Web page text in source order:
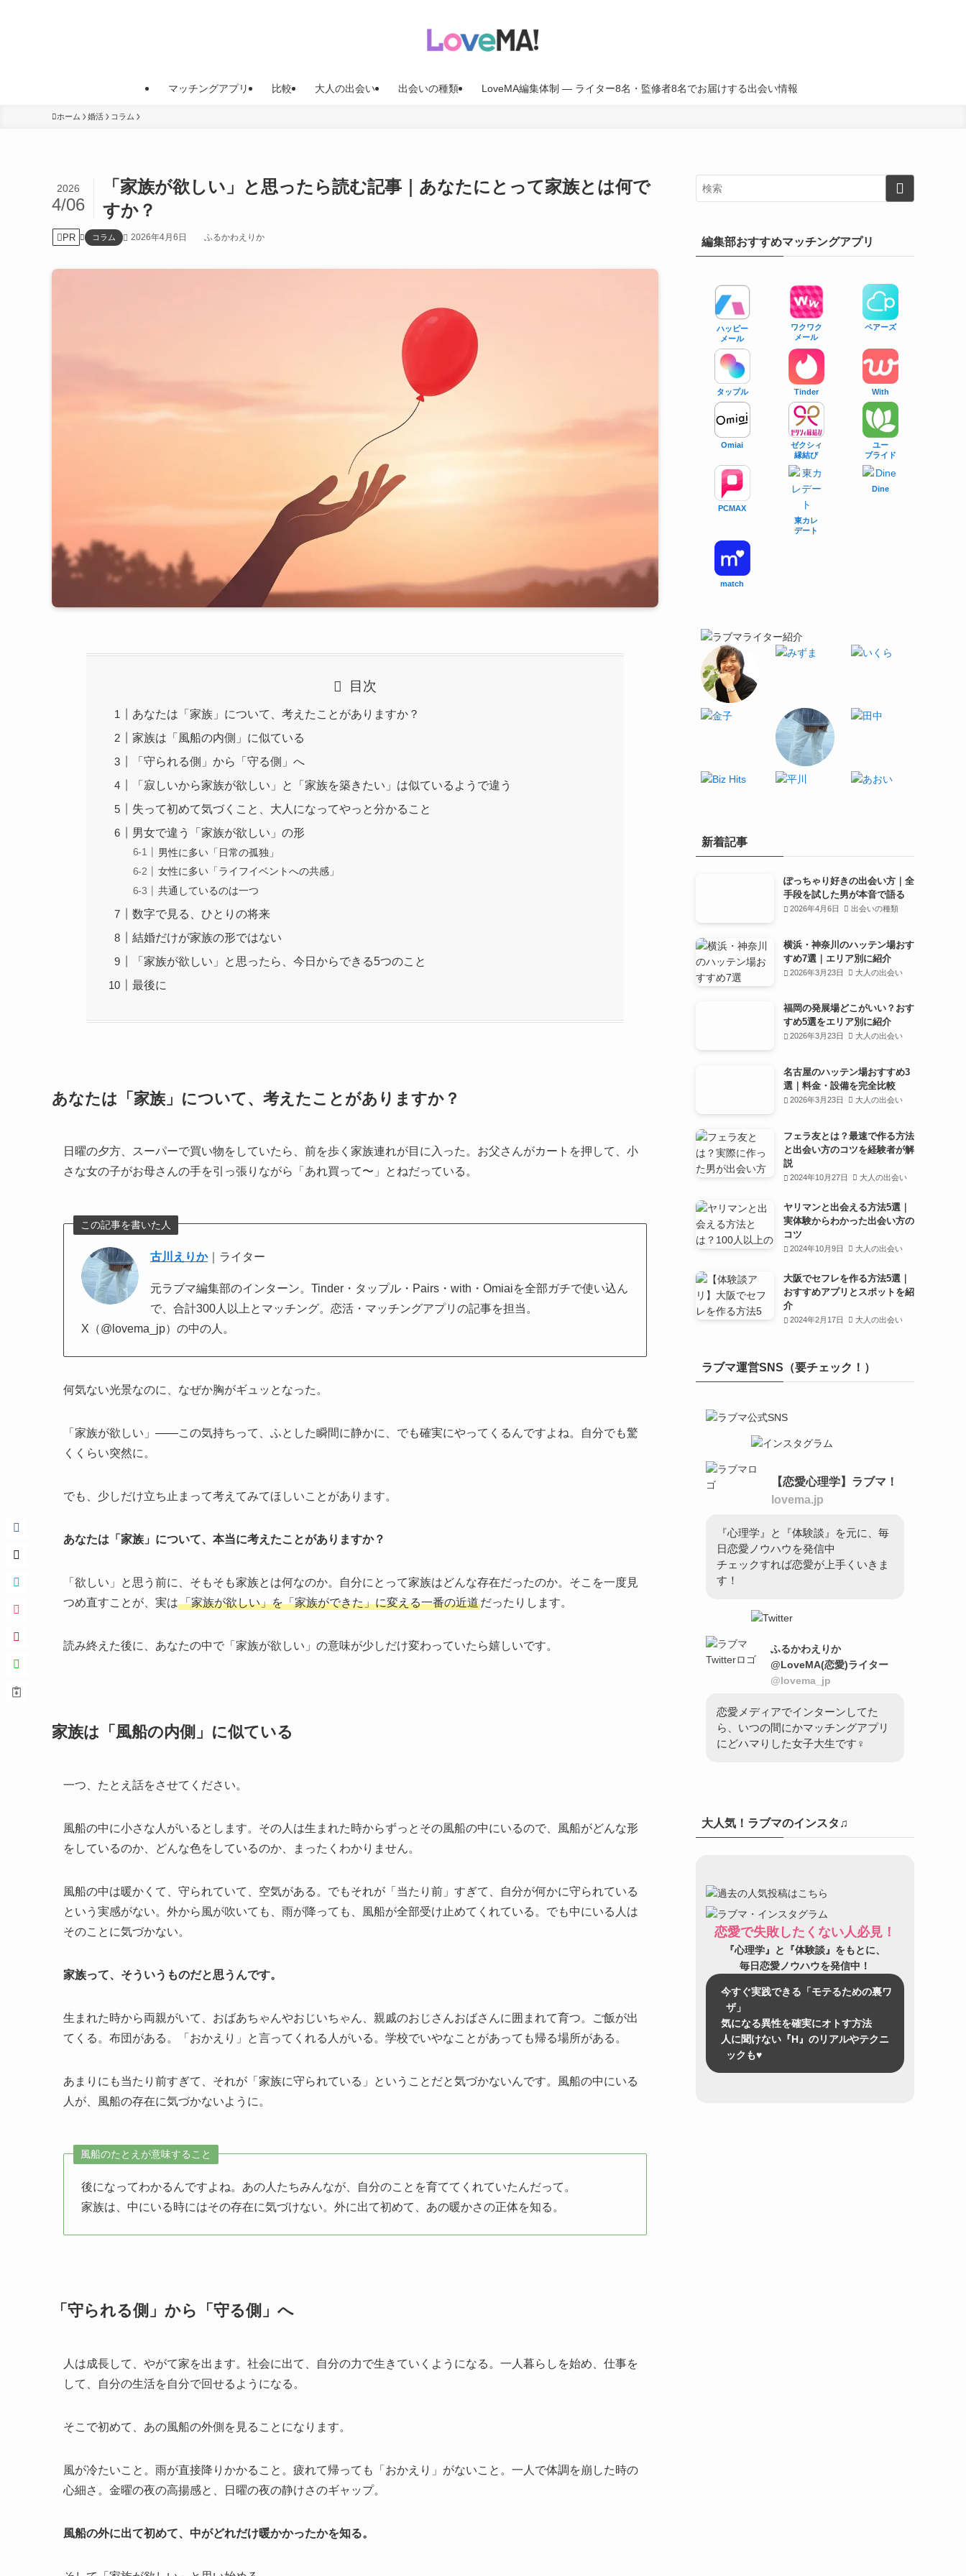
マッチングアプリ 比較 大人の出会い 出会いの種類 LoveMA編集体制 — ライター8名・監修者8名でお届けする出会い情報
ホーム 婚活 コラム
「家族が欲しい」と思ったら読む記事｜あなたにとって家族とは何で
すか？
2026
4/06
PR コラム 2026年4月6日 ふるかわえりか
目次
あなたは「家族」について、考えたことがありますか？
家族は「風船の内側」に似ている
「守られる側」から「守る側」へ
「寂しいから家族が欲しい」と「家族を築きたい」は似ているようで違う
失って初めて気づくこと、大人になってやっと分かること
男女で違う「家族が欲しい」の形
男性に多い「日常の孤独」
女性に多い「ライフイベントへの共感」
共通しているのは一つ
数字で見る、ひとりの将来
結婚だけが家族の形ではない
「家族が欲しい」と思ったら、今日からできる5つのこと
最後に
あなたは「家族」について、考えたことがありますか？
日曜の夕方、スーパーで買い物をしていたら、前を歩く家族連れが目に入った。お父さんがカートを押して、小
さな女の子がお母さんの手を引っ張りながら「あれ買って〜」とねだっている。
この記事を書いた人
古川えりか｜ライター
元ラブマ編集部のインターン。Tinder・タップル・Pairs・with・Omiaiを全部ガチで使い込ん
で、合計300人以上とマッチング。恋活・マッチングアプリの記事を担当。
X（@lovema_jp）の中の人。
何気ない光景なのに、なぜか胸がギュッとなった。
「家族が欲しい」——この気持ちって、ふとした瞬間に静かに、でも確実にやってくるんですよね。自分でも驚
くくらい突然に。
でも、少しだけ立ち止まって考えてみてほしいことがあります。
あなたは「家族」について、本当に考えたことがありますか？
「欲しい」と思う前に、そもそも家族とは何なのか。自分にとって家族はどんな存在だったのか。そこを一度見
つめ直すことが、実は「家族が欲しい」を「家族ができた」に変える一番の近道だったりします。
読み終えた後に、あなたの中で「家族が欲しい」の意味が少しだけ変わっていたら嬉しいです。
家族は「風船の内側」に似ている
一つ、たとえ話をさせてください。
風船の中に小さな人がいるとします。その人は生まれた時からずっとその風船の中にいるので、風船がどんな形
をしているのか、どんな色をしているのか、まったくわかりません。
風船の中は暖かくて、守られていて、空気がある。でもそれが「当たり前」すぎて、自分が何かに守られている
という実感がない。外から風が吹いても、雨が降っても、風船が全部受け止めてくれている。でも中にいる人は
そのことに気づかない。
家族って、そういうものだと思うんです。
生まれた時から両親がいて、おばあちゃんやおじいちゃん、親戚のおじさんおばさんに囲まれて育つ。ご飯が出
てくる。布団がある。「おかえり」と言ってくれる人がいる。学校でいやなことがあっても帰る場所がある。
あまりにも当たり前すぎて、それが「家族に守られている」ということだと気づかないんです。風船の中にいる
人が、風船の存在に気づかないように。
風船のたとえが意味すること
後になってわかるんですよね。あの人たちみんなが、自分のことを育ててくれていたんだって。
家族は、中にいる時にはその存在に気づけない。外に出て初めて、あの暖かさの正体を知る。
「守られる側」から「守る側」へ
人は成長して、やがて家を出ます。社会に出て、自分の力で生きていくようになる。一人暮らしを始め、仕事を
して、自分の生活を自分で回せるようになる。
そこで初めて、あの風船の外側を見ることになります。
風が冷たいこと。雨が直接降りかかること。疲れて帰っても「おかえり」がないこと。一人で体調を崩した時の
心細さ。金曜の夜の高揚感と、日曜の夜の静けさのギャップ。
風船の外に出て初めて、中がどれだけ暖かかったかを知る。
編集部おすすめマッチングアプリ
ハッピー
メール
ワクワク
メール
ペアーズ
タップル Tinder With
Omiai
ゼクシィ
縁結び
ユー
ブライド
PCMAX
東カレ
デート
Dine
match
新着記事
ぽっちゃり好きの出会い方｜全
手段を試した男が本音で語る
2026年4月6日 出会いの種類
横浜・神奈川のハッテン場おす
すめ7選｜エリア別に紹介
2026年3月23日 大人の出会い
福岡の発展場どこがいい？おす
すめ5選をエリア別に紹介
2026年3月23日 大人の出会い
名古屋のハッテン場おすすめ3
選｜料金・設備を完全比較
2026年3月23日 大人の出会い
フェラ友とは？最速で作る方法
と出会い方のコツを経験者が解
説
2024年10月27日 大人の出会い
ヤリマンと出会える方法5選｜
実体験からわかった出会い方の
コツ
2024年10月9日 大人の出会い
大阪でセフレを作る方法5選｜
おすすめアプリとスポットを紹
介
2024年2月17日 大人の出会い
ラブマ運営SNS（要チェック！）
【恋愛心理学】ラブマ！
lovema.jp
『心理学』と『体験談』を元に、毎
日恋愛ノウハウを発信中
チェックすれば恋愛が上手くいきま
す！
ふるかわえりか
@LoveMA(恋愛)ライター
@lovema_jp
恋愛メディアでインターンしてた
ら、いつの間にかマッチングアプリ
にどハマりした女子大生です♀
大人気！ラブマのインスタ♫
恋愛で失敗したくない人必見！
『心理学』と『体験談』をもとに、
毎日恋愛ノウハウを発信中！
今すぐ実践できる「モテるための裏ワ
ザ」
気になる異性を確実にオトす方法
人に聞けない『H』のリアルやテクニ
ックも♥